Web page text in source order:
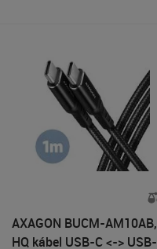
AXAGON BUCM-AM10AB,
HQ kábel USB-C <-> USB-